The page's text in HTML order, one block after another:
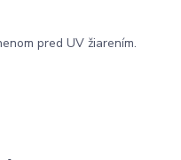
pred UV žiarením.